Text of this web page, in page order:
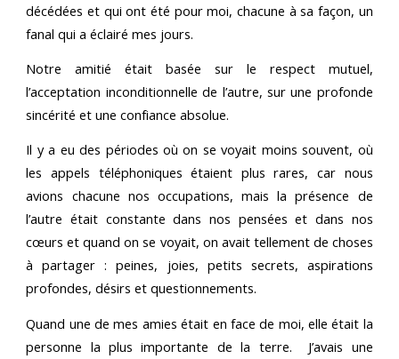
décédées et qui ont été pour moi, chacune à sa façon, un
fanal qui a éclairé mes jours.
Notre amitié était basée sur le respect mutuel,
l’acceptation inconditionnelle de l’autre, sur une profonde
sincérité et une confiance absolue.
Il y a eu des périodes où on se voyait moins souvent, où
les appels téléphoniques étaient plus rares, car nous
avions chacune nos occupations, mais la présence de
l’autre était constante dans nos pensées et dans nos
cœurs et quand on se voyait, on avait tellement de choses
à partager : peines, joies, petits secrets, aspirations
profondes, désirs et questionnements.
Quand une de mes amies était en face de moi, elle était la
personne la plus importante de la terre. J’avais une